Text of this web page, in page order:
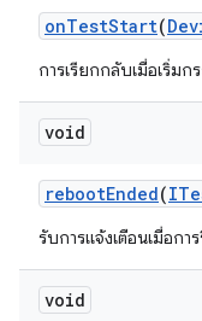
onTestStart(
การเรียกกลับเมื่อเริ่ม
void
rebootEnded(
รับการแจ้งเตือนเมื่อก
void